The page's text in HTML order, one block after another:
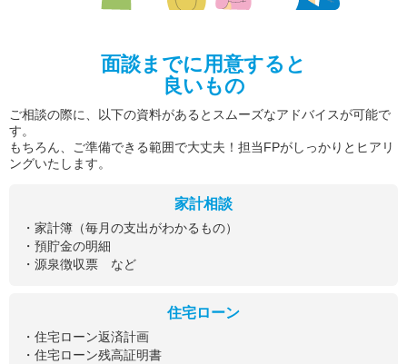
面談までに用意すると
良いもの
ご相談の際に、以下の資料があるとスムーズなアドバイスが可能で
す。
もちろん、ご準備できる範囲で大丈夫！担当FPがしっかりとヒアリ
ングいたします。
家計相談
・家計簿（毎月の支出がわかるもの）
・預貯金の明細
・源泉徴収票 など
住宅ローン
・住宅ローン返済計画
・住宅ローン残高証明書